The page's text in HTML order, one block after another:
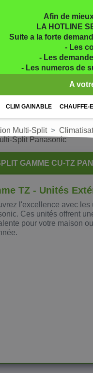
Afin de
LA HOTLINE
Suite a la forte
- Les
- Les
- Les numeros de
A
CLIM GAINABLE CHAUFFE-
Multi-Split
Split Panasonic
GAMME CU-TZ
TZ - Unités
l'excellence avec
Ces unités offrent
pour votre maison